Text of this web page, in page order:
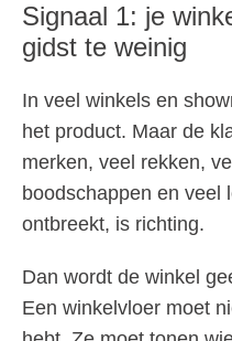
Signaal 1: je
gidst te weinig
In veel winkels en
het product. Maar de
merken, veel rekken,
boodschappen en veel
ontbreekt, is richting.
Dan wordt de winkel
Een winkelvloer moet